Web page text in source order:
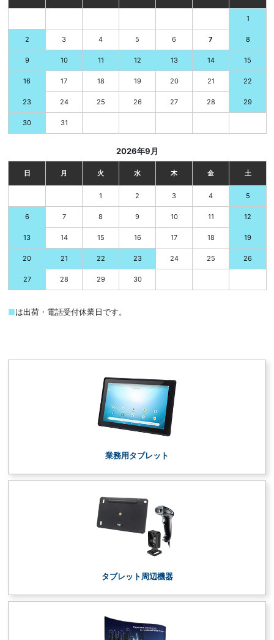
1
2 3 4 5 6 7 8
9 10 11 12 13 14 15
16 17 18 19 20 21 22
23 24 25 26 27 28 29
30 31
2026年9月
日 月 火 水 木 金 土
1 2 3 4 5
6 7 8 9 10 11 12
13 14 15 16 17 18 19
20 21 22 23 24 25 26
27 28 29 30
■は出荷・電話受付休業日です。
業務用タブレット
タブレット周辺機器